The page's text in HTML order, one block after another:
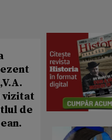
vizitat
de